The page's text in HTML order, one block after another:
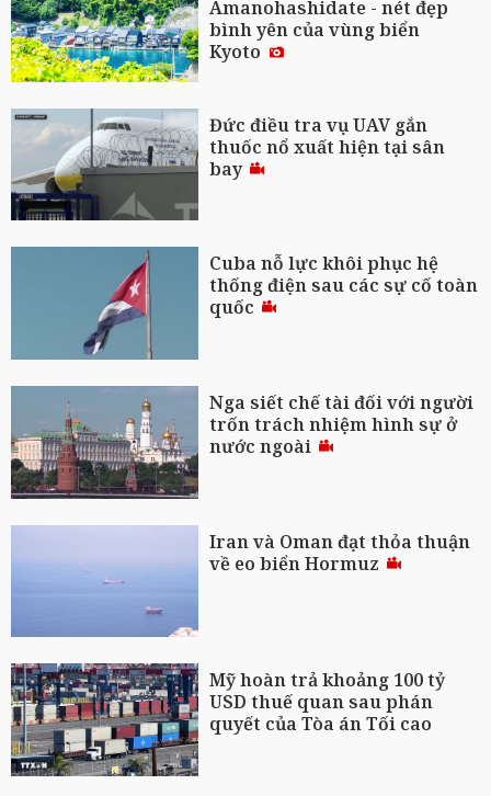
Amanohashidate - nét đẹp
bình yên của vùng biển
Kyoto
Đức điều tra vụ UAV gắn
thuốc nổ xuất hiện tại sân
bay
Cuba nỗ lực khôi phục hệ
thống điện sau các sự cố toàn
quốc
Nga siết chế tài đối với người
trốn trách nhiệm hình sự ở
nước ngoài
Iran và Oman đạt thỏa thuận
về eo biển Hormuz
Mỹ hoàn trả khoảng 100 tỷ
USD thuế quan sau phán
quyết của Tòa án Tối cao